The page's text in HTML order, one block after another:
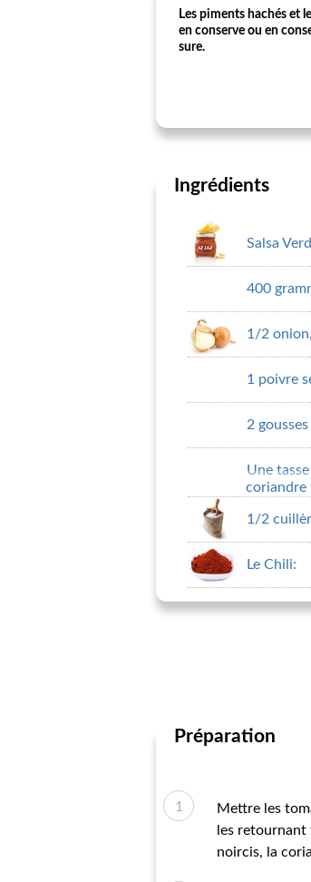
Les piments hachés et
en conserve ou en
sure.
Ingrédients
Salsa
400
1/2
1 poivre
2
Une
coriandre
1/2
Le Chili:
Préparation
Mettre les
les retournant
noircis, la